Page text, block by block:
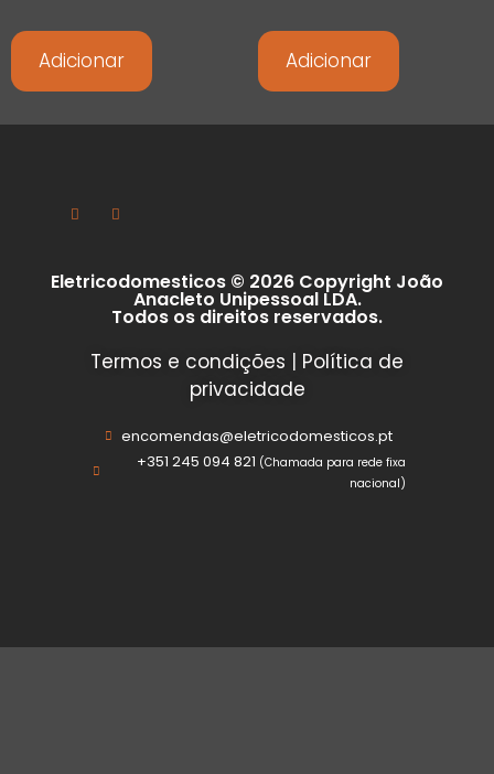
Adicionar Adicionar
Eletricodomesticos © 2026 Copyright João
Anacleto Unipessoal LDA.
Todos os direitos reservados.
Termos e condições | Política de
privacidade
encomendas@eletricodomesticos.pt
+351 245 094 821 (Chamada para rede fixa
nacional)